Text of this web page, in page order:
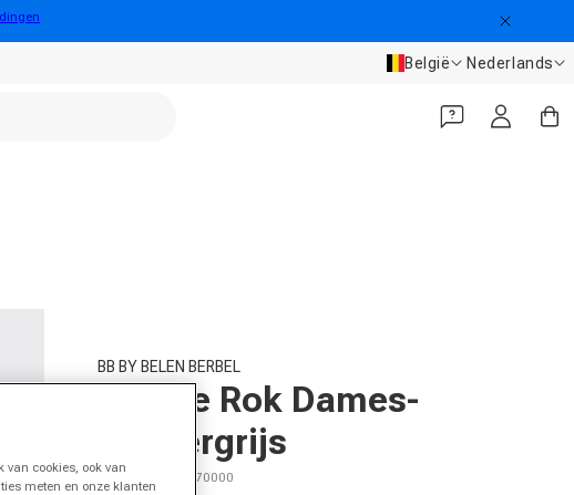
Land/regio
België Taal
Nederlands
Inloggen
BB BY BELEN BERBEL
Selene Rok Dames-
donkergrijs
SKU 20047100270000
cookies, ook van
meten en onze klanten